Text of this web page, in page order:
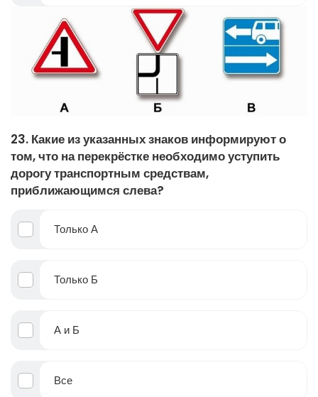
23. Какие из указанных знаков информируют о
том, что на перекрёстке необходимо уступить
дорогу транспортным средствам,
приближающимся слева?
Только А
Только Б
А и Б
Все